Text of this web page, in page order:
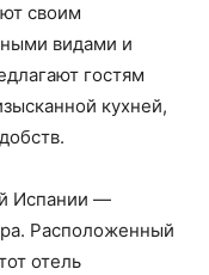
своим
видами и
гостям
кухней,
Испании —
Расположенный
отель